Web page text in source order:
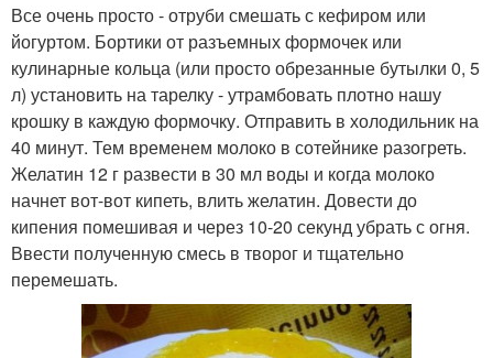
Все очень просто - отруби смешать с кефиром или
йогуртом. Бортики от разъемных формочек или
кулинарные кольца (или просто обрезанные бутылки 0, 5
л) установить на тарелку - утрамбовать плотно нашу
крошку в каждую формочку. Отправить в холодильник на
40 минут. Тем временем молоко в сотейнике разогреть.
Желатин 12 г развести в 30 мл воды и когда молоко
начнет вот-вот кипеть, влить желатин. Довести до
кипения помешивая и через 10-20 секунд убрать с огня.
Ввести полученную смесь в творог и тщательно
перемешать.